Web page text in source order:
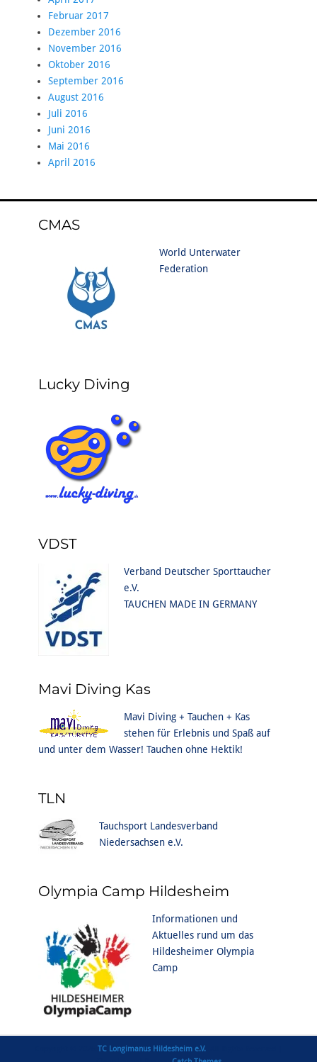
Februar 2017
Dezember 2016
November 2016
Oktober 2016
September 2016
August 2016
Juli 2016
Juni 2016
Mai 2016
April 2016
CMAS
World Unterwater
Federation
Lucky Diving
VDST
Verband Deutscher Sporttaucher
e.V.
TAUCHEN MADE IN GERMANY
Mavi Diving Kas
Mavi Diving + Tauchen + Kas
stehen für Erlebnis und Spaß auf
und unter dem Wasser! Tauchen ohne Hektik!
TLN
Tauchsport Landesverband
Niedersachsen e.V.
Olympia Camp Hildesheim
Informationen und
Aktuelles rund um das
Hildesheimer Olympia
Camp
TC Longimanus Hildesheim e.V.